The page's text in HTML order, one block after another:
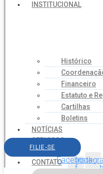
INSTITUCIONAL
Histórico
Financeiro
Estatuto e
Cartilhas
Boletins
NOTÍCIAS
SERVIÇOS
AGENDA
CONTATO
FILIE-SE
Facebook-
f